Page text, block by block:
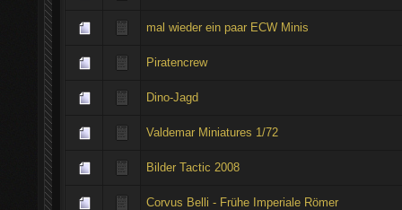
mal wieder ein paar ECW Minis
Piratencrew
Dino-Jagd
Valdemar Miniatures 1/72
Bilder Tactic 2008
Corvus Belli - Frühe Imperiale Römer